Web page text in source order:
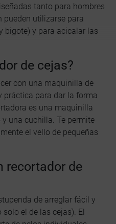
tanto para hombres
pueden utilizarse para
bigote) y para acicalar las
de cejas?
con una maquinilla de
práctica para dar la forma
es una maquinilla
una cuchilla. Te permite
el vello de pequeñas
recortador de
de arreglar fácil y
el de las cejas). El